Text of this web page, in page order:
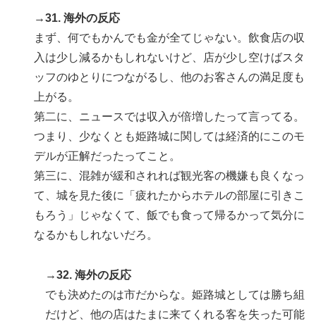
→31. 海外の反応
まず、何でもかんでも金が全てじゃない。飲食店の収
入は少し減るかもしれないけど、店が少し空けばスタ
ッフのゆとりにつながるし、他のお客さんの満足度も
上がる。
第二に、ニュースでは収入が倍増したって言ってる。
つまり、少なくとも姫路城に関しては経済的にこのモ
デルが正解だったってこと。
第三に、混雑が緩和されれば観光客の機嫌も良くなっ
て、城を見た後に「疲れたからホテルの部屋に引きこ
もろう」じゃなくて、飯でも食って帰るかって気分に
なるかもしれないだろ。
→32. 海外の反応
でも決めたのは市だからな。姫路城としては勝ち組
だけど、他の店はたまに来てくれる客を失った可能